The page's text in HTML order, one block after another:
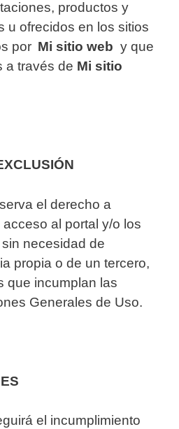
productos y
u ofrecidos en los sitios
por Mi sitio web y que
a través de Mi sitio
el derecho a
al portal y/o los
necesidad de
propia o de un tercero,
que incumplan las
Generales de Uso.
el incumplimiento